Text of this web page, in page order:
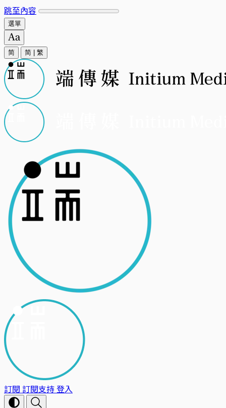
跳至內容
選單
简 简 繁
訂閱 訂閱支持登入